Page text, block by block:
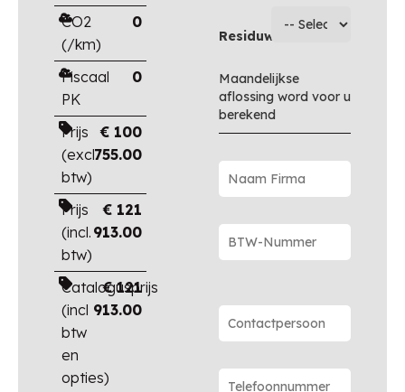
CO2
(/km)
0
Fiscaal
PK
0
Prijs
(excl.
btw)
€ 100
755.00
Prijs
(incl.
btw)
€ 121
913.00
Catalogusprijs
(incl
btw
en
opties)
€121
913.00
Residuwaarde
Maandelijkse
aflossing word voor u
berekend